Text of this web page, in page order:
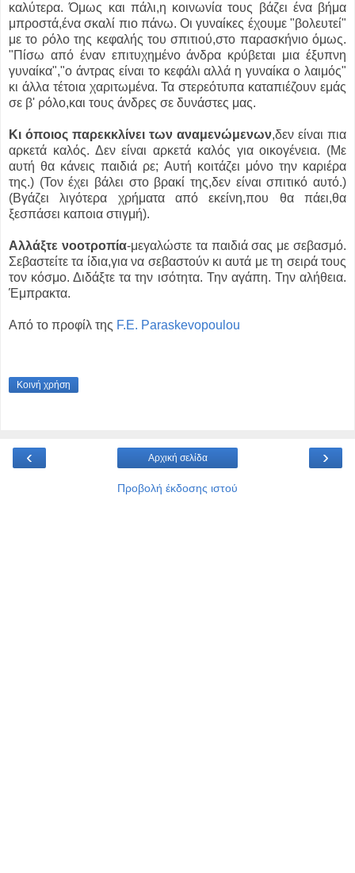
καλύτερα. Όμως και πάλι,η κοινωνία τους βάζει ένα βήμα
μπροστά,ένα σκαλί πιο πάνω. Οι γυναίκες έχουμε "βολευτεί"
με το ρόλο της κεφαλής του σπιτιού,στο παρασκήνιο όμως.
"Πίσω από έναν επιτυχημένο άνδρα κρύβεται μια έξυπνη
γυναίκα","ο άντρας είναι το κεφάλι αλλά η γυναίκα ο λαιμός"
κι άλλα τέτοια χαριτωμένα. Τα στερεότυπα καταπιέζουν εμάς
σε β' ρόλο,και τους άνδρες σε δυνάστες μας.
Κι όποιος παρεκκλίνει των αναμενώμενων,δεν είναι πια
αρκετά καλός. Δεν είναι αρκετά καλός για οικογένεια. (Με
αυτή θα κάνεις παιδιά ρε; Αυτή κοιτάζει μόνο την καριέρα
της.) (Τον έχει βάλει στο βρακί της,δεν είναι σπιτικό αυτό.)
(Βγάζει λιγότερα χρήματα από εκείνη,που θα πάει,θα
ξεσπάσει καποια στιγμή).
Αλλάξτε νοοτροπία-μεγαλώστε τα παιδιά σας με σεβασμό.
Σεβαστείτε τα ίδια,για να σεβαστούν κι αυτά με τη σειρά τους
τον κόσμο. Διδάξτε τα την ισότητα. Την αγάπη. Την αλήθεια.
Έμπρακτα.
Από το προφίλ της F.E. Paraskevopoulou
Κοινή χρήση
‹ ›
Αρχική σελίδα
Προβολή έκδοσης ιστού